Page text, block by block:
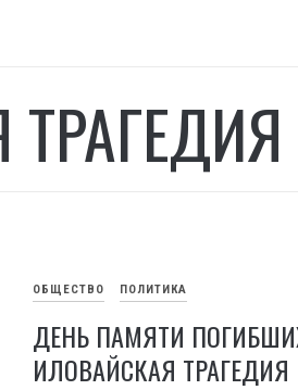
ОБЩЕСТВО ПОЛИТИКА
ДЕНЬ ПАМЯТИ
ИЛОВАЙСКАЯ ТРАГЕДИЯ